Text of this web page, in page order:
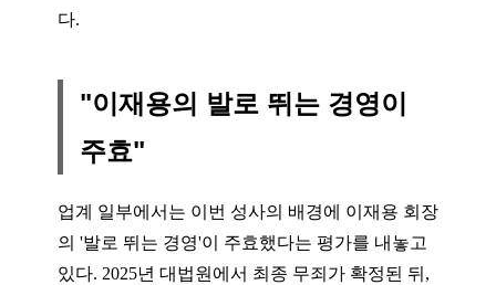
다.
"이재용의 발로 뛰는 경영이
주효"
업계 일부에서는 이번 성사의 배경에 이재용 회장
의 '발로 뛰는 경영'이 주효했다는 평가를 내놓고
있다. 2025년 대법원에서 최종 무죄가 확정된 뒤,